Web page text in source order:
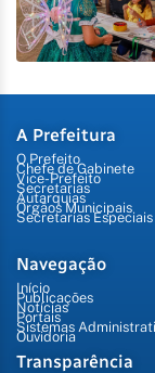
A Prefeitura
O Prefeito
Chefe de Gabinete
Vice-Prefeito
Secretarias
Autarquias
Órgãos Municipais
Secretarias Especiais
Navegação
Início
Publicações
Notícias
Portais
Sistemas
Ouvidoria
Transparência